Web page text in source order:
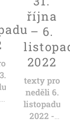
října
– 6.
2022
texty pro
neděli 6.
listopadu
2022 -